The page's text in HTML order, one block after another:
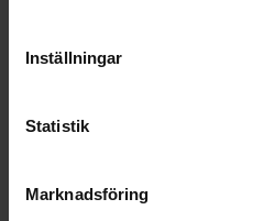
Inställningar
Statistik
Marknadsföring
begravningen.”